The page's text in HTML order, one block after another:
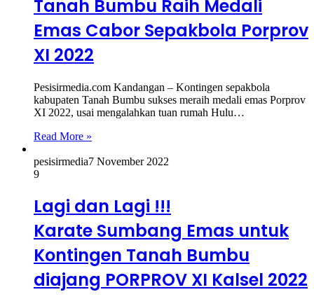
Tanah Bumbu Raih Medali
Emas Cabor Sepakbola Porprov
XI 2022
Pesisirmedia.com Kandangan – Kontingen sepakbola
kabupaten Tanah Bumbu sukses meraih medali emas Porprov
XI 2022, usai mengalahkan tuan rumah Hulu…
Read More »
pesisirmedia7 November 2022
9
Lagi dan Lagi !!!
Karate Sumbang Emas untuk
Kontingen Tanah Bumbu
diajang PORPROV XI Kalsel 2022